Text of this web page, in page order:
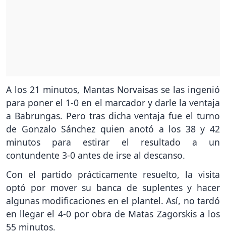
A los 21 minutos, Mantas Norvaisas se las ingenió
para poner el 1-0 en el marcador y darle la ventaja
a Babrungas. Pero tras dicha ventaja fue el turno
de Gonzalo Sánchez quien anotó a los 38 y 42
minutos para estirar el resultado a un
contundente 3-0 antes de irse al descanso.
Con el partido prácticamente resuelto, la visita
optó por mover su banca de suplentes y hacer
algunas modificaciones en el plantel. Así, no tardó
en llegar el 4-0 por obra de Matas Zagorskis a los
55 minutos.